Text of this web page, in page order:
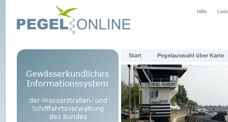
Hilfe
Start Pegelauswahl über Karte